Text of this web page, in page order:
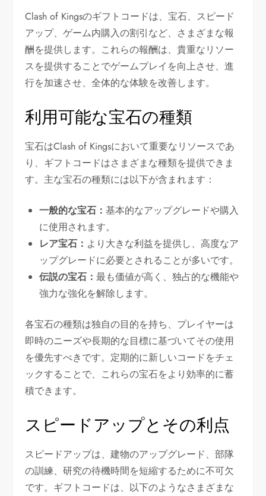
Clash of Kingsのギフトコードは、宝石、スピード
アップ、ゲーム内購入の割引など、さまざまな報
酬を提供します。これらの報酬は、貴重なリソー
スを提供することでゲームプレイを向上させ、進
行を加速させ、全体的な体験を改善します。
利用可能な宝石の種類
宝石はClash of Kingsにおいて重要なリソースであ
り、ギフトコードはさまざまな種類を提供できま
す。主な宝石の種類には以下が含まれます：
一般的な宝石：基本的なアップグレードや購入
に使用されます。
レア宝石： より大きな利益を提供し、高度なア
ップグレードに必要とされることが多いです。
伝説の宝石：最も価値が高く、独占的な機能や
強力な強化を解除します。
各宝石の種類は独自の目的を持ち、プレイヤーは
即時のニーズや長期的な目標に基づいてその使用
を優先すべきです。定期的に新しいコードをチェ
ックすることで、これらの宝石をより効率的に蓄
積できます。
スピードアップとその利点
スピードアップは、建物のアップグレード、部隊
の訓練、研究の待機時間を短縮するために不可欠
です。ギフトコードは、以下のようなさまざまな